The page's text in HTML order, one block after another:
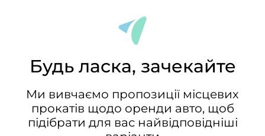
Будь ласка, зачекайте
Ми вивчаємо пропозиції місцевих
прокатів щодо оренди авто, щоб
підібрати для вас найвідповідніші